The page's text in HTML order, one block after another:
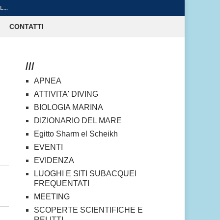
CONTATTI
///
APNEA
ATTIVITA' DIVING
BIOLOGIA MARINA
DIZIONARIO DEL MARE
Egitto Sharm el Scheikh
EVENTI
EVIDENZA
LUOGHI E SITI SUBACQUEI
FREQUENTATI
MEETING
SCOPERTE SCIENTIFICHE E